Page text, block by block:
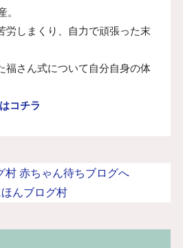
。
労しまくり、自力で頑張った末
福さん式について自分自身の体
コチラ
ほんブログ村